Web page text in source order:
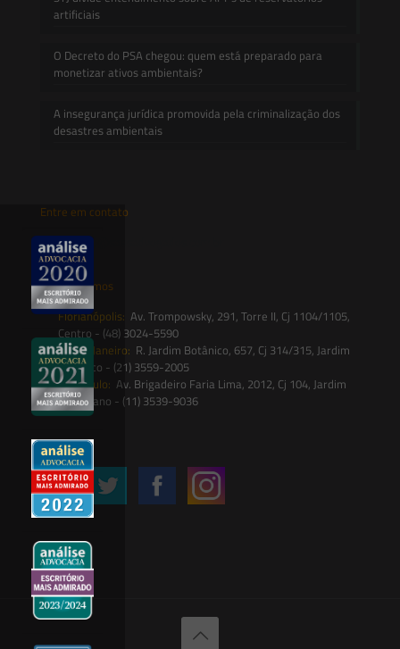
artificiais
O Decreto do PSA chegou: quem está preparado para
monetizar ativos ambientais?
A insegurança jurídica promovida pela criminalização dos
desastres ambientais
Entre em contato
contato@saesadvogados.com.br
Onde estamos
Florianópolis: Av. Trompowsky, 291, Torre II, Cj 1104/1105,
Centro - (48) 3024-5590
Rio de Janeiro: R. Jardim Botânico, 657, Cj 314/315, Jardim
Botânico - (21) 3559-2005
São Paulo: Av. Brigadeiro Faria Lima, 2012, Cj 104, Jardim
Paulistano - (11) 3539-9036
Siga-nos